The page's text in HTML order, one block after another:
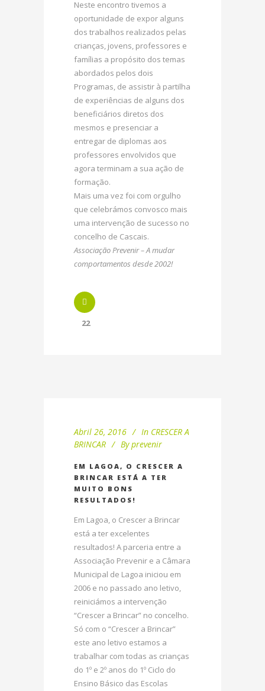
Neste encontro tivemos a
oportunidade de expor alguns
dos trabalhos realizados pelas
crianças, jovens, professores e
famílias a propósito dos temas
abordados pelos dois
Programas, de assistir à partilha
de experiências de alguns dos
beneficiários diretos dos
mesmos e presenciar a
entregar de diplomas aos
professores envolvidos que
agora terminam a sua ação de
formação.
Mais uma vez foi com orgulho
que celebrámos convosco mais
uma intervenção de sucesso no
concelho de Cascais.
Associação Prevenir – A mudar
comportamentos desde 2002!
22
Abril 26, 2016 In CRESCER A
BRINCAR
By prevenir
EM LAGOA, O CRESCER A
BRINCAR ESTÁ A TER
MUITO BONS
RESULTADOS!
Em Lagoa, o Crescer a Brincar
está a ter excelentes
resultados! A parceria entre a
Associação Prevenir e a Câmara
Municipal de Lagoa iniciou em
2006 e no passado ano letivo,
reiniciámos a intervenção
“Crescer a Brincar” no concelho.
Só com o “Crescer a Brincar”
este ano letivo estamos a
trabalhar com todas as crianças
do 1º e 2º anos do 1º Ciclo do
Ensino Básico das Escolas